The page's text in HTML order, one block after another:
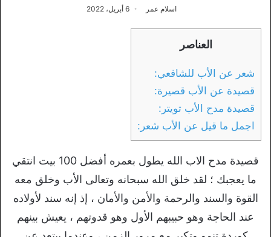
اسلام عمر 6 أبريل، 2022
العناصر
شعر عن الأب للشافعي:
قصيدة عن الأب قصيرة:
قصيدة مدح الأب تويتر:
اجمل ما قيل عن الأب شعر:
قصيدة مدح الاب الله يطول بعمره أفضل 100 بيت انتقي
ما يعجبك ؛ لقد خلق الله سبحانه وتعالى الأب وخلق معه
القوة والسند والرحمة والأمن والأمان ، إذ إنه سند لأولاده
عند الحاجة وهو حبيبهم الأول وهو قدوتهم ، يعيش بينهم